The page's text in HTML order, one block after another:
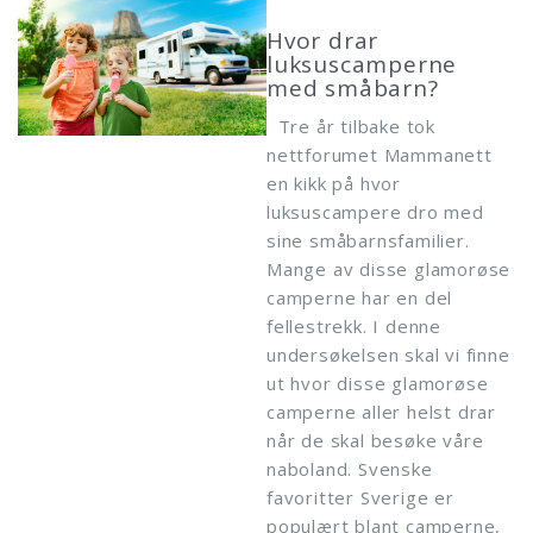
Hvor drar
luksuscamperne
med småbarn?
Tre år tilbake tok
nettforumet Mammanett
en kikk på hvor
luksuscampere dro med
sine småbarnsfamilier.
Mange av disse glamorøse
camperne har en del
fellestrekk. I denne
undersøkelsen skal vi finne
ut hvor disse glamorøse
camperne aller helst drar
når de skal besøke våre
naboland. Svenske
favoritter Sverige er
populært blant camperne,